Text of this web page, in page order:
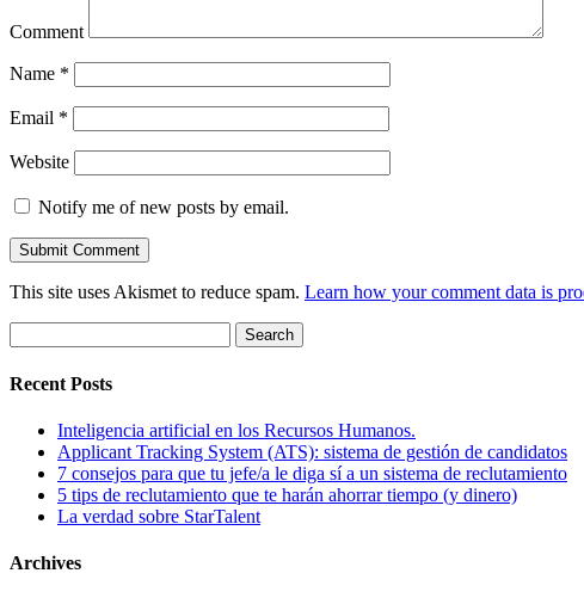
Comment
Name *
Email *
Website
Notify me of new posts by email.
This site uses Akismet to reduce spam. Learn how your comment data is
for:
Recent Posts
Inteligencia artificial en los Recursos Humanos.
Applicant Tracking System (ATS): sistema de gestión de candidatos
7 consejos para que tu jefe/a le diga sí a un sistema de reclutamiento
5 tips de reclutamiento que te harán ahorrar tiempo (y dinero)
La verdad sobre StarTalent
Archives